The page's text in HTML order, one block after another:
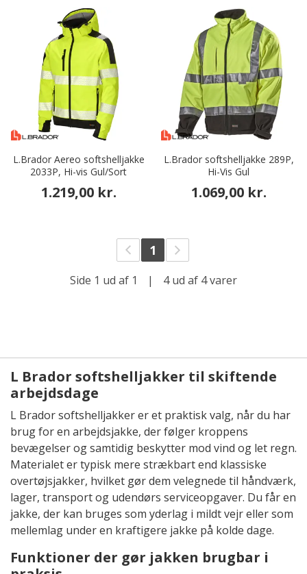
L.Brador Aereo softshelljakke
2033P, Hi-vis Gul/Sort
1.219,00 kr.
L.Brador softshelljakke 289P,
Hi-Vis Gul
1.069,00 kr.
1
Side 1 ud af 1 | 4 ud af 4 varer
L Brador softshelljakker til skiftende
arbejdsdage
L Brador softshelljakker er et praktisk valg, når du har
brug for en arbejdsjakke, der følger kroppens
bevægelser og samtidig beskytter mod vind og let regn.
Materialet er typisk mere strækbart end klassiske
overtøjsjakker, hvilket gør dem velegnede til håndværk,
lager, transport og udendørs serviceopgaver. Du får en
jakke, der kan bruges som yderlag i mildt vejr eller som
mellemlag under en kraftigere jakke på kolde dage.
Funktioner der gør jakken brugbar i